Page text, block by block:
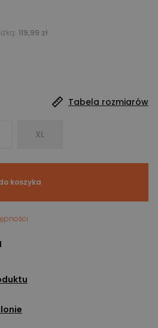
119,99 zł
Tabela rozmiarów
XL
koszyka